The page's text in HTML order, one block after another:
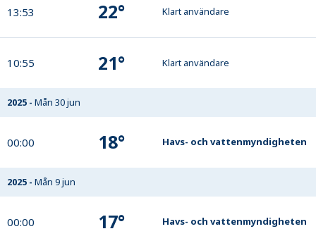
13:53 22° Klart användare
10:55 21° Klart användare
2025 - Mån 30 jun
00:00 18° Havs- och vattenmyndigheten
2025 - Mån 9 jun
00:00 17° Havs- och vattenmyndigheten